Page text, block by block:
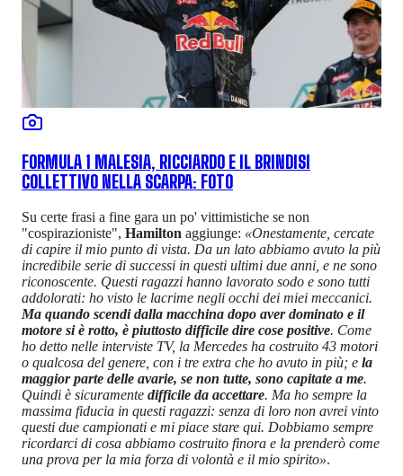
FORMULA 1 MALESIA, RICCIARDO E IL BRINDISI
COLLETTIVO NELLA SCARPA: FOTO
Su certe frasi a fine gara un po' vittimistiche se non
"cospirazioniste", Hamilton aggiunge: «Onestamente, cercate
di capire il mio punto di vista. Da un lato abbiamo avuto la più
incredibile serie di successi in questi ultimi due anni, e ne sono
riconoscente. Questi ragazzi hanno lavorato sodo e sono tutti
addolorati: ho visto le lacrime negli occhi dei miei meccanici.
Ma quando scendi dalla macchina dopo aver dominato e il
motore si è rotto, è piuttosto difficile dire cose positive. Come
ho detto nelle interviste TV, la Mercedes ha costruito 43 motori
o qualcosa del genere, con i tre extra che ho avuto in più; e la
maggior parte delle avarie, se non tutte, sono capitate a me.
Quindi è sicuramente difficile da accettare. Ma ho sempre la
massima fiducia in questi ragazzi: senza di loro non avrei vinto
questi due campionati e mi piace stare qui. Dobbiamo sempre
ricordarci di cosa abbiamo costruito finora e la prenderò come
una prova per la mia forza di volontà e il mio spirito».